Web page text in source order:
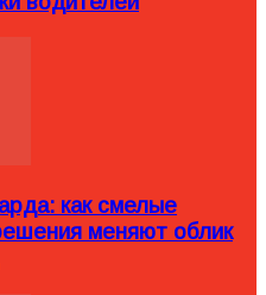
как смелые
меняют облик